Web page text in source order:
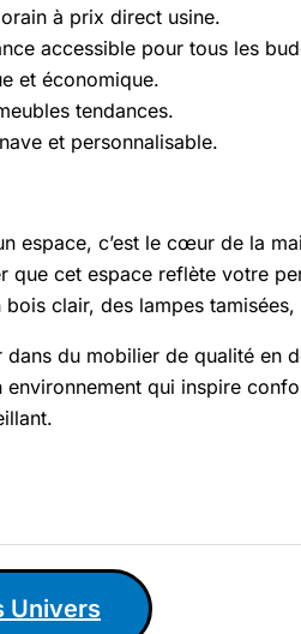
à prix direct usine.
accessible pour tous les
et économique.
tendances.
et personnalisable.
espace, c’est le cœur de la
que cet espace reflète votre
bois clair, des lampes
du mobilier de qualité en
qui inspire
Univers